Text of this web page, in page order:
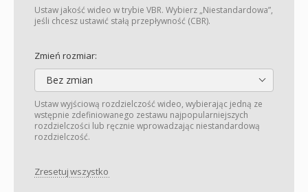
Ustaw jakość wideo w trybie VBR. Wybierz „Niestandardowa”,
jeśli chcesz ustawić stałą przepływność (CBR).
Zmień rozmiar:
Bez zmian
Ustaw wyjściową rozdzielczość wideo, wybierając jedną ze
wstępnie zdefiniowanego zestawu najpopularniejszych
rozdzielczości lub ręcznie wprowadzając niestandardową
rozdzielczość.
Zresetuj wszystko